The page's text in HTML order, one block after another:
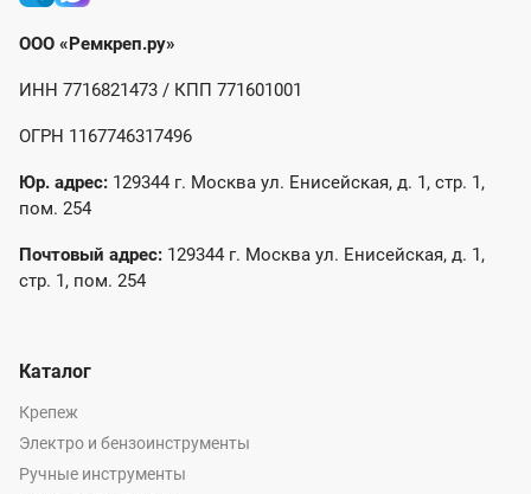
ООО «Ремкреп.ру»
ИНН 7716821473 / КПП 771601001
ОГРН 1167746317496
Юр. адрес: 129344 г. Москва ул. Енисейская, д. 1, стр. 1,
пом. 254
Почтовый адрес: 129344 г. Москва ул. Енисейская, д. 1,
стр. 1, пом. 254
Каталог
Крепеж
Электро и бензоинструменты
Ручные инструменты